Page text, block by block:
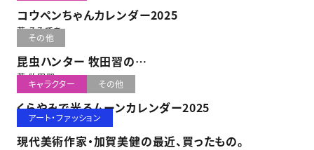
コウペンちゃんカレンダー2025
著 るるてあ
その他
昆虫ハンター 牧田習の
春夏秋冬 虫とりカレンダー2025
著 牧田習
キャラクター その他
くらやみで光るムーンカレンダー2025
アート・ファッション
現代美術作家・加賀美健の最近、買ったもの。